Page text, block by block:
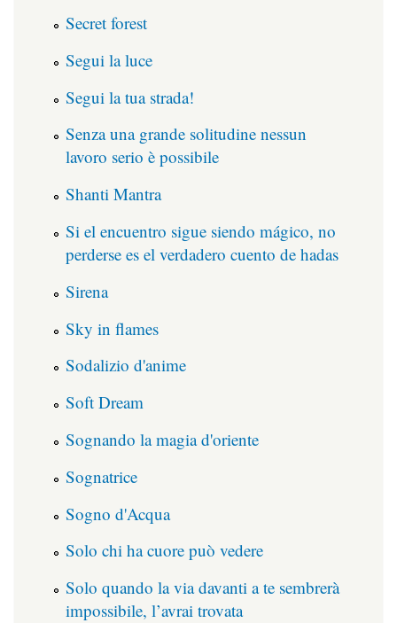
Secret forest
Segui la luce
Segui la tua strada!
Senza una grande solitudine nessun
lavoro serio è possibile
Shanti Mantra
Si el encuentro sigue siendo mágico, no
perderse es el verdadero cuento de hadas
Sirena
Sky in flames
Sodalizio d'anime
Soft Dream
Sognando la magia d'oriente
Sognatrice
Sogno d'Acqua
Solo chi ha cuore può vedere
Solo quando la via davanti a te sembrerà
impossibile, l’avrai trovata